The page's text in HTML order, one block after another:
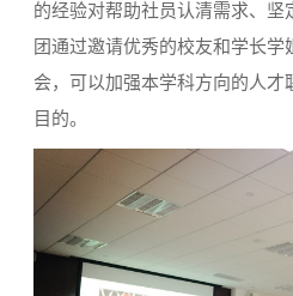
的经验对帮助社员认清需求、坚
团通过邀请优秀的校友和学长
会，可以加强本学科方向的人才
目的。